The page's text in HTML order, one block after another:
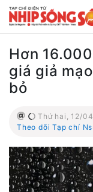
Hơn
giá giả
bỏ
Thứ hai, 12/
Theo dõi Tạp chí